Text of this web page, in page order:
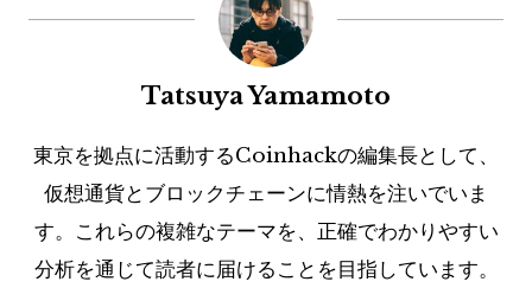
Tatsuya Yamamoto
東京を拠点に活動するCoinhackの編集長として、
仮想通貨とブロックチェーンに情熱を注いでいま
す。これらの複雑なテーマを、正確でわかりやすい
分析を通じて読者に届けることを目指しています。